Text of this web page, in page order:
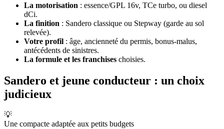
La motorisation : essence/GPL 16v, TCe turbo, ou diesel
dCi.
La finition : Sandero classique ou Stepway (garde au sol
relevée).
Votre profil : âge, ancienneté du permis, bonus-malus,
antécédents de sinistres.
La formule et les franchises choisies.
Sandero et jeune conducteur : un choix
judicieux
💡
Une compacte adaptée aux petits budgets